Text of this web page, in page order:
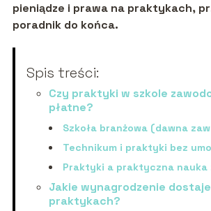
pieniądze i prawa na praktykach,
poradnik do końca.
Spis treści:
Czy praktyki w szkole
płatne?
Szkoła branżowa (dawna
Technikum i praktyki bez
Praktyki a praktyczna nauka
Jakie wynagrodzenie
praktykach?